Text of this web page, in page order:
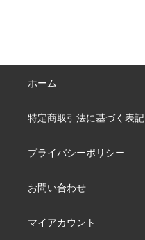
ホーム
特定商取引法に基づく表記
プライバシーポリシー
お問い合わせ
マイアカウント